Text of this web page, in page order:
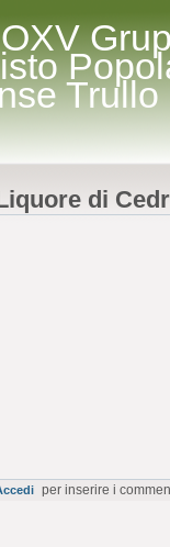
Trullo
di
per inserire i